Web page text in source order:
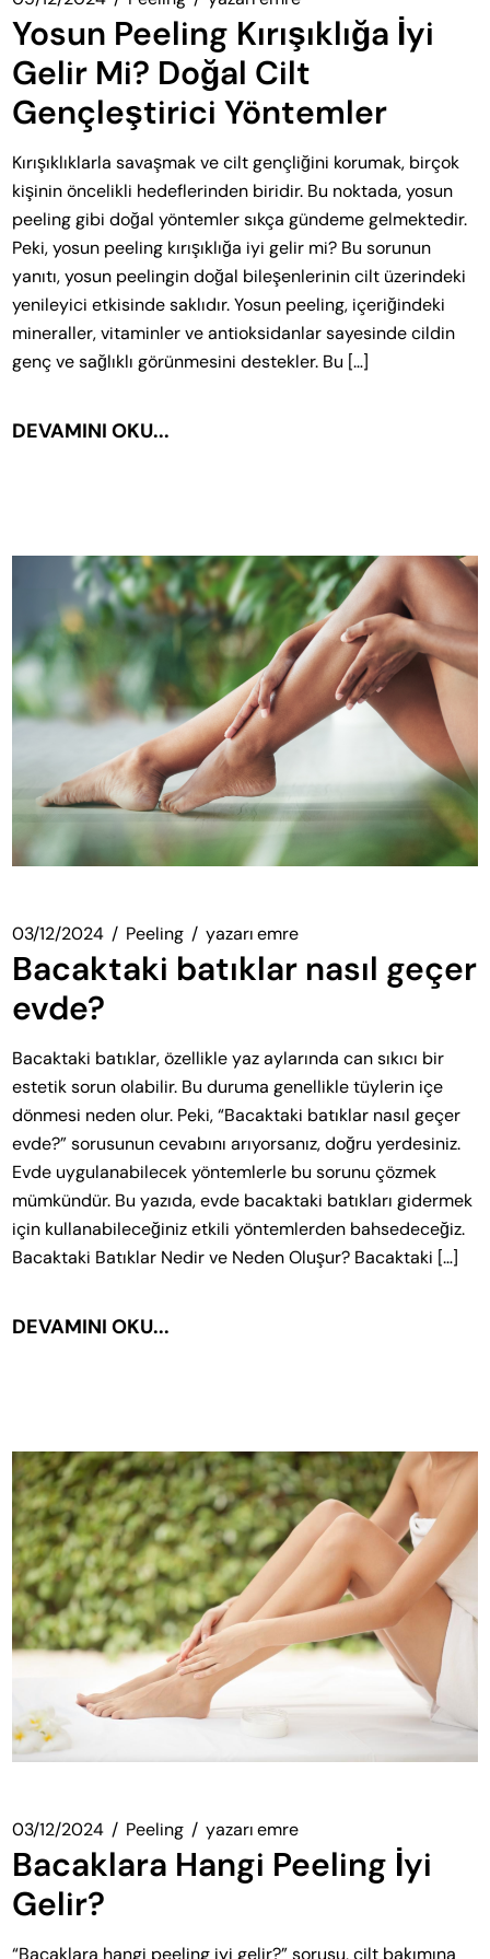
Yosun Peeling Kırışıklığa İyi
Gelir Mi? Doğal Cilt
Gençleştirici Yöntemler
Kırışıklıklarla savaşmak ve cilt gençliğini korumak, birçok
kişinin öncelikli hedeflerinden biridir. Bu noktada, yosun
peeling gibi doğal yöntemler sıkça gündeme gelmektedir.
Peki, yosun peeling kırışıklığa iyi gelir mi? Bu sorunun
yanıtı, yosun peelingin doğal bileşenlerinin cilt üzerindeki
yenileyici etkisinde saklıdır. Yosun peeling, içeriğindeki
mineraller, vitaminler ve antioksidanlar sayesinde cildin
genç ve sağlıklı görünmesini destekler. Bu […]
DEVAMINI OKU...
03/12/2024 Peeling yazarı emre
Bacaktaki batıklar nasıl geçer
evde?
Bacaktaki batıklar, özellikle yaz aylarında can sıkıcı bir
estetik sorun olabilir. Bu duruma genellikle tüylerin içe
dönmesi neden olur. Peki, “Bacaktaki batıklar nasıl geçer
evde?” sorusunun cevabını arıyorsanız, doğru yerdesiniz.
Evde uygulanabilecek yöntemlerle bu sorunu çözmek
mümkündür. Bu yazıda, evde bacaktaki batıkları gidermek
için kullanabileceğiniz etkili yöntemlerden bahsedeceğiz.
Bacaktaki Batıklar Nedir ve Neden Oluşur? Bacaktaki […]
DEVAMINI OKU...
03/12/2024 Peeling yazarı emre
Bacaklara Hangi Peeling İyi
Gelir?
“Bacaklara hangi peeling iyi gelir?” sorusu, cilt bakımına